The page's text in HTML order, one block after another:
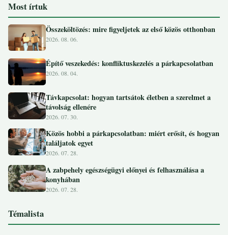
Most írtuk
Összeköltözés: mire figyeljetek az első közös otthonban
2026. 08. 06.
Építő veszekedés: konfliktuskezelés a párkapcsolatban
2026. 08. 04.
Távkapcsolat: hogyan tartsátok életben a szerelmet a
távolság ellenére
2026. 07. 30.
Közös hobbi a párkapcsolatban: miért erősít, és hogyan
találjatok egyet
2026. 07. 28.
A zabpehely egészségügyi előnyei és felhasználása a
konyhában
2026. 07. 28.
Témalista